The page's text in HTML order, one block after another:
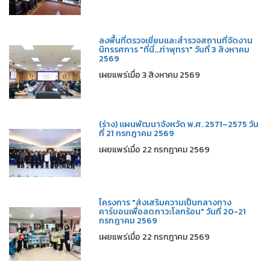
ลงพื้นที่ตรวจเยี่ยมและสำรวจสถานที่จัดงาน
นิทรรศการ "ที่นี่...ท่าพุทรา" วันที่ 3 สิงหาคม
2569
เผยแพร่เมื่อ 3 สิงหาคม 2569
(ร่าง) แผนพัฒนาจังหวัด พ.ศ. 2571–2575 วัน
ที่ 21 กรกฎาคม 2569
เผยแพร่เมื่อ 22 กรกฎาคม 2569
โครงการ "ส่งเสริมความเป็นกลางทาง
คาร์บอนเพื่อลดภาวะโลกร้อน" วันที่ 20-21
กรกฎาคม 2569
เผยแพร่เมื่อ 22 กรกฎาคม 2569